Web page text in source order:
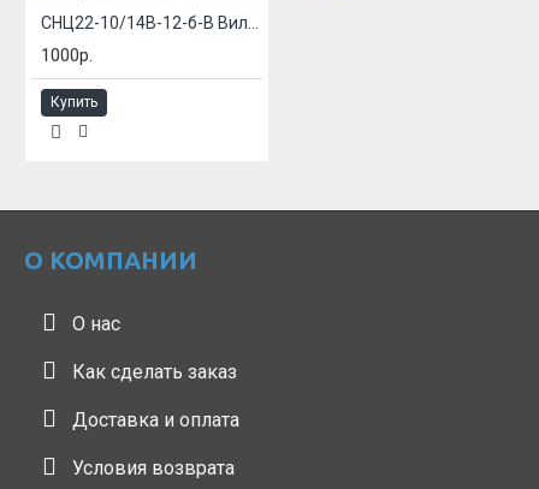
1000р.
Купить
О КОМПАНИИ
О нас
Как сделать заказ
Доставка и оплата
Условия возврата